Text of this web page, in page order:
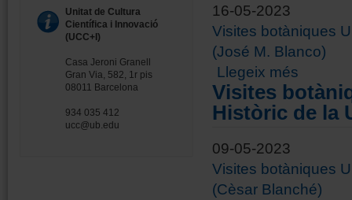
Unitat de Cultura
Científica i Innovació
(UCC+I)
Casa Jeroni Granell
Gran Via, 582, 1r pis
08011 Barcelona
934 035 412
ucc@ub.edu
16-05-2023
Visites botàniques
(José M. Blanco)
Llegeix més
Visites
Històric de la
09-05-2023
Visites botàniques
(Cèsar Blanché)